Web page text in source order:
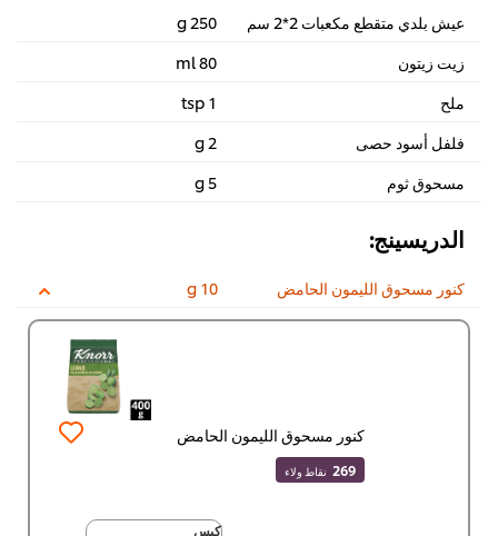
عيش بلدي متقطع مكعبات 2*2 سم
250 g
زيت زيتون
80 ml
ملح
فلفل أسود حصى
مسحوق ثوم
الدريسينج:
كنور مسحوق الليمون الحامض 10 g
كنور مسحوق الليمون الحامض
269 نقاط ولاء
كيس
كيس